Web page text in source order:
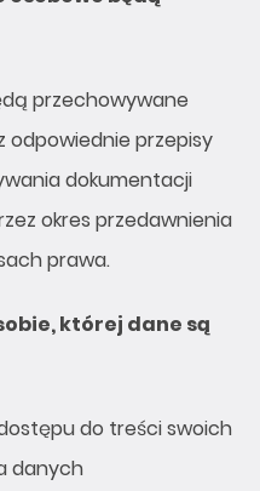
przechowywane
odpowiednie przepisy
dokumentacji
okres przedawnienia
prawa.
której dane są
do treści swoich
danych